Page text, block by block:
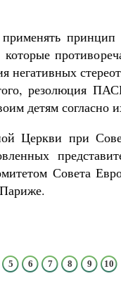
негативных
резолюция
детям согласно
Церкви при
Совета
5 6 7 8 9 10